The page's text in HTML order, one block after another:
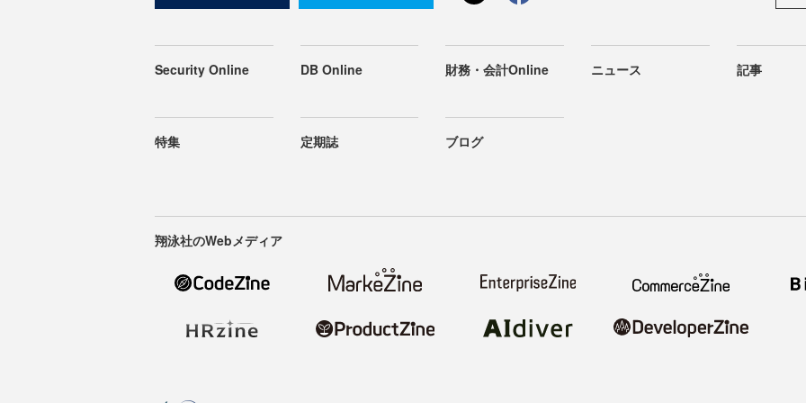
Security Online DB Online 財務・会計Online ニュース 記事
特集 定期誌 ブログ
翔泳社のWebメディア